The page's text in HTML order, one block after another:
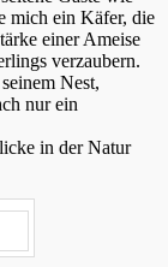
mich ein Käfer, die
einer Ameise
verzaubern.
Nest,
nur ein
in der Natur